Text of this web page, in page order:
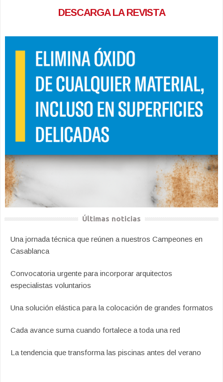
DESCARGA LA REVISTA
Últimas noticias
Una jornada técnica que reúnen a nuestros Campeones en
Casablanca
Convocatoria urgente para incorporar arquitectos
especialistas voluntarios
Una solución elástica para la colocación de grandes formatos
Cada avance suma cuando fortalece a toda una red
La tendencia que transforma las piscinas antes del verano